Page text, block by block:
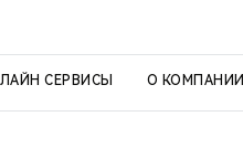
СЕРВИСЫ О КОМПАНИИ